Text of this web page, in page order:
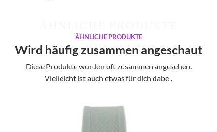
ÄHNLICHE PRODUKTE
Wird häufig zusammen angeschaut
Diese Produkte wurden oft zusammen angesehen.
Vielleicht ist auch etwas für dich dabei.